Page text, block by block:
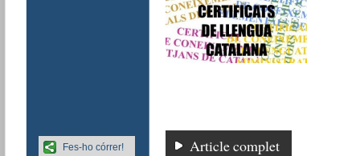
Article complet
Fes-ho córrer!